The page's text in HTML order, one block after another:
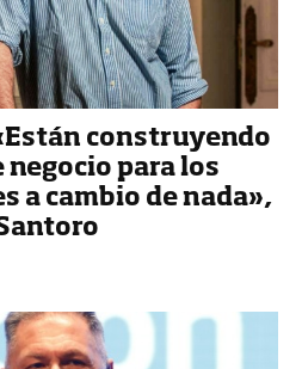
construyendo
para los
a cambio de nada»,